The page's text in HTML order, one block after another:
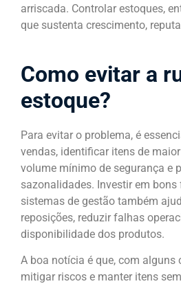
arriscada. Controlar estoques,
que sustenta crescimento,
Como evitar a
estoque?
Para evitar o problema, é
vendas, identificar itens de
volume mínimo de segurança e
sazonalidades. Investir em bons
sistemas de gestão também
reposições, reduzir falhas
disponibilidade dos produtos.
A boa notícia é que, com alguns
mitigar riscos e manter itens